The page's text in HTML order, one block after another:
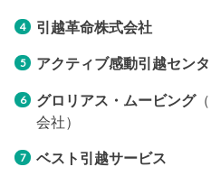
引越革命株式会社
アクティブ感動引越セン
グロリアス・ムービング
会社）
ベスト引越サービス